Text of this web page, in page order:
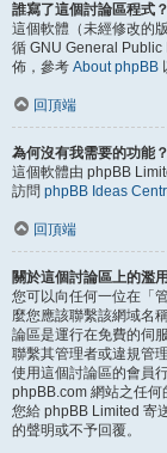
誰寫了這個討論區程式？
這個軟體（未經修改的
循 GNU General Public
佈，參考 About phpBB
回頂端
為何沒有我需要的功能？
這個軟體由 phpBB
訪問 phpBB Ideas
回頂端
關於這個討論區上的濫
您可以向任何一位在「
麼您應該聯繫該網域名
論區是運行在免費的伺
聯繫其管理者或違規管
使用這個討論區的會員
phpBB.com 網站之任
您給 phpBB Limited 寄
的聲明或不予回覆。